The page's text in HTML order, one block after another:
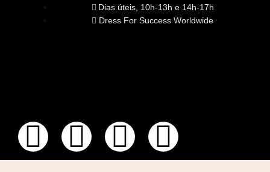
Dias úteis, 10h-13h e 14h-17h
Dress For Success Worldwide